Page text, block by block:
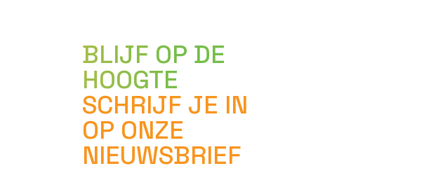
BLIJF OP DE
HOOGTE
SCHRIJF JE IN
OP ONZE
NIEUWSBRIEF